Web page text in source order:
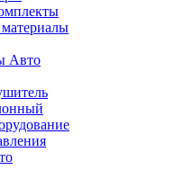
Авто